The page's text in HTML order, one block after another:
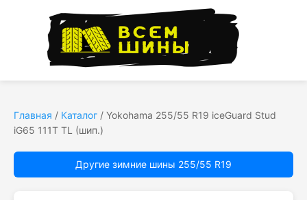
Главная / Каталог / Yokohama 255/55 R19 iceGuard Stud
iG65 111T TL (шип.)
Другие зимние шины 255/55 R19